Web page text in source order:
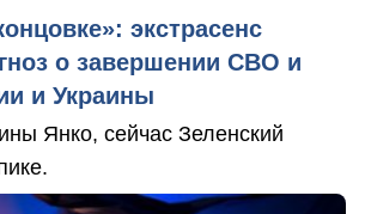
экстрасенс
о завершении СВО и
и Украины
Янко, сейчас Зеленский